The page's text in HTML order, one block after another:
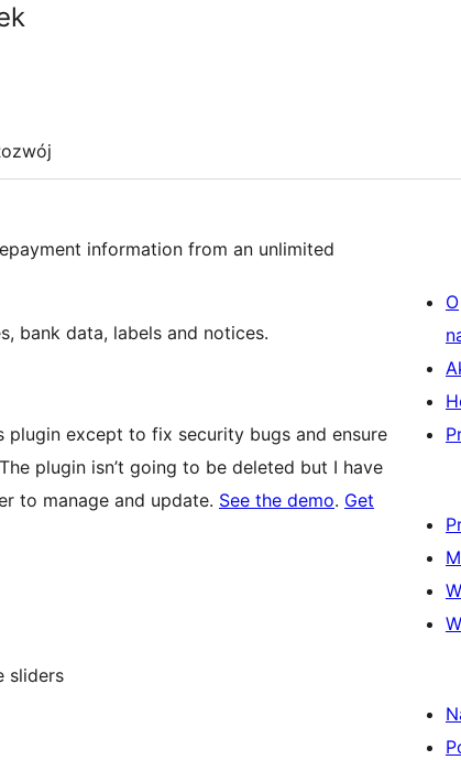
information from an unlimited
bank data, labels and notices.
except to fix security bugs and ensure
plugin isn’t going to be deleted but I have
to manage and update. See the demo. Get
sliders
O